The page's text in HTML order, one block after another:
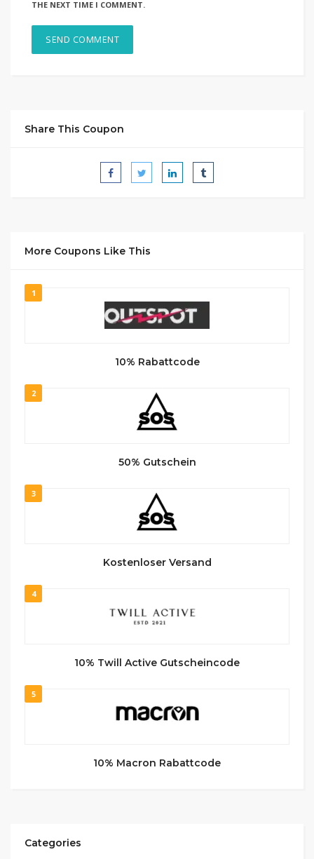
THE NEXT TIME I COMMENT.
Share This Coupon
More Coupons Like This
1
10% Rabattcode
2
50% Gutschein
3
Kostenloser Versand
4
10% Twill Active Gutscheincode
5
10% Macron Rabattcode
Categories